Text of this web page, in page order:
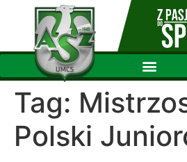
Tag:
Polski